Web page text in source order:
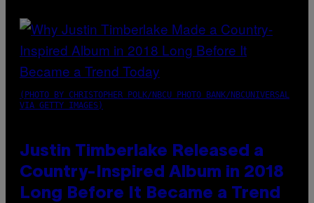
(PHOTO BY CHRISTOPHER POLK/NBCU PHOTO BANK/NBCUNIVERSAL
VIA GETTY IMAGES)
Justin Timberlake Released a
Country-Inspired Album in 2018
Long Before It Became a Trend